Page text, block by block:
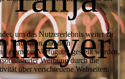
um das Nutzererlebnis weiter zu
Statistiken, die dem
zur Verfügung gestellt werden,
Werbung durch die
über verschiedene Webseiten.